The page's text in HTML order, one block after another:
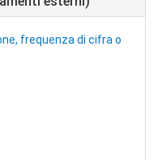
frequenza di cifra o